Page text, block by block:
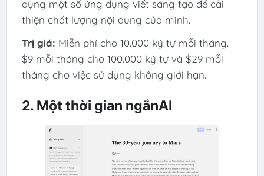
dụng một số ứng dụng viết sáng tạo để cải
thiện chất lượng nội dung của mình.
Trị giá: Miễn phí cho 10.000 ký tự mỗi tháng.
$9 mỗi tháng cho 100.000 ký tự và $29 mỗi
tháng cho việc sử dụng không giới hạn.
2. Một thời gian ngắnAI